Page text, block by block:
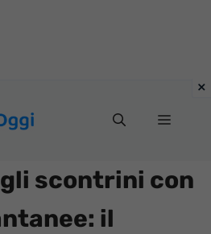
Menu
scontrini con
il